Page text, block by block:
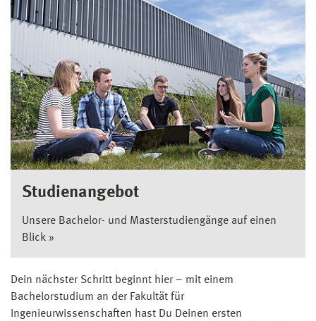
Studienangebot
Unsere Bachelor- und Masterstudiengänge auf einen
Blick »
Dein nächster Schritt beginnt hier – mit einem
Bachelorstudium an der Fakultät für
Ingenieurwissenschaften hast Du Deinen ersten